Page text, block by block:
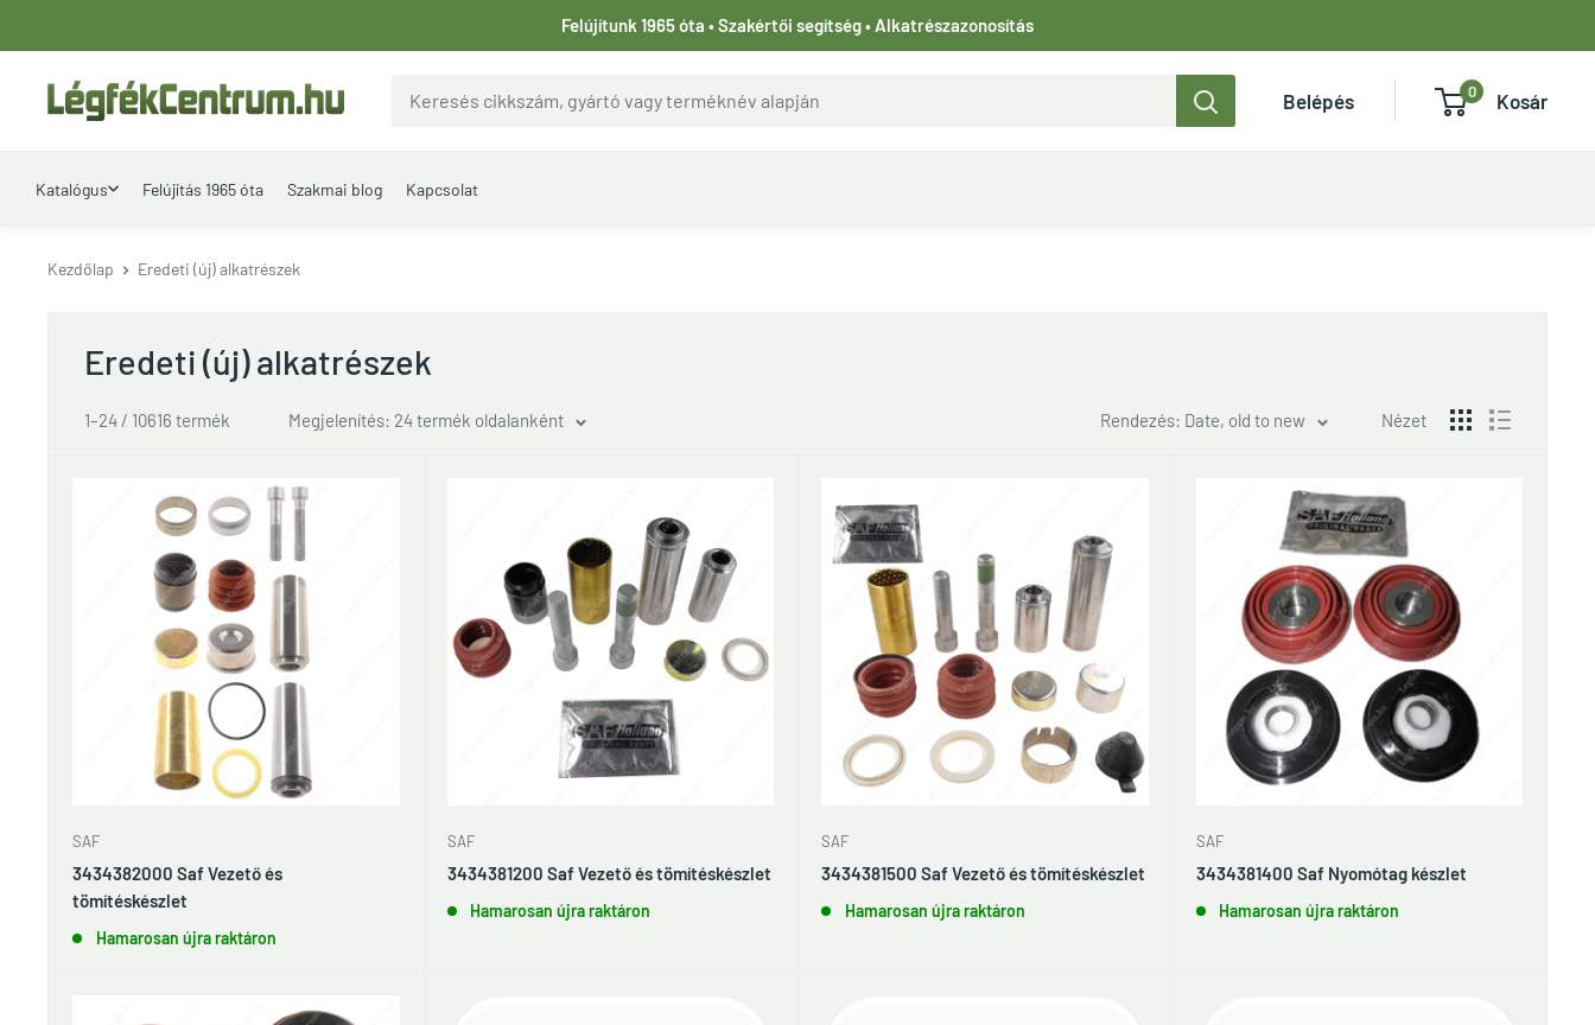
a
tartalomhoz
Felújítunk 1965 óta • Szakértői segítség • Alkatrészazonosítás
LegfekCentrum.hu Belépés 0 Kosár
Katalógus Felújítás 1965 óta Szakmai blog Kapcsolat
Kezdőlap Eredeti (új) alkatrészek
Eredeti (új) alkatrészek
1–24 / 10616 termék Megjelenítés: 24 termék oldalanként Rendezés: Date, old to new Nézet
SAF
3434382000 Saf Vezető és
tömítéskészlet
Hamarosan újra raktáron
SAF
3434381200 Saf Vezető és tömítéskészlet
Hamarosan újra raktáron
SAF
3434381500 Saf Vezető és tömítéskészlet
Hamarosan újra raktáron
SAF
3434381400 Saf Nyomótag készlet
Hamarosan újra raktáron